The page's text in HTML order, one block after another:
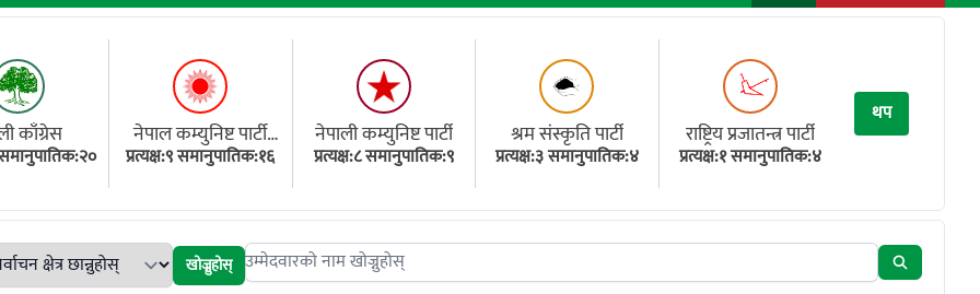
काँग्रेस
समानुपातिक:२०
नेपाल कम्युनिष्ट पार्टी
(एमाले)
प्रत्यक्ष:९ समानुपातिक:१६
नेपाली कम्युनिष्ट पार्टी
प्रत्यक्ष:८ समानुपातिक:९
श्रम संस्कृति पार्टी
प्रत्यक्ष:३ समानुपातिक:४
राष्ट्रिय प्रजातन्त्र पार्टी
प्रत्यक्ष:१ समानुपातिक:४
थप
खोज्नुहोस् Search candidates